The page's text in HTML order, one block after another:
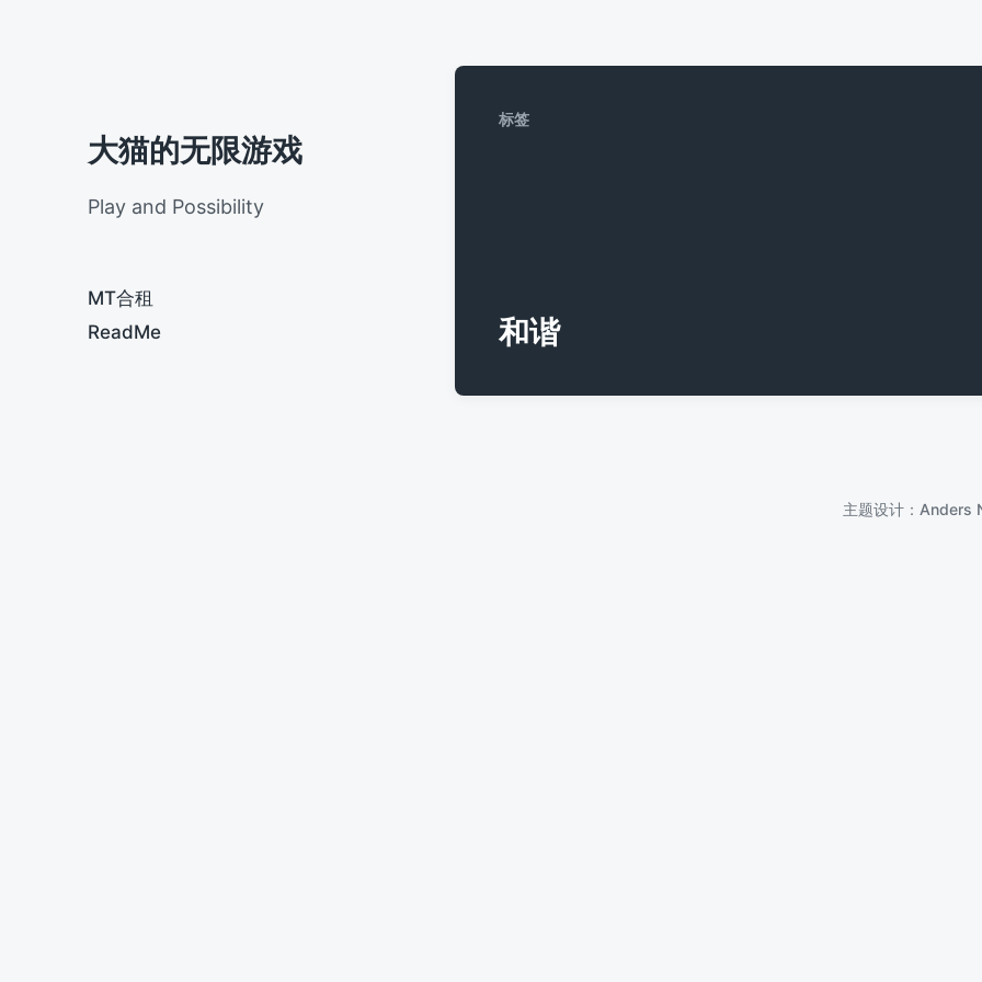
大猫的无限游戏
Play and Possibility
MT合租
ReadMe
标签
和谐
主题设计： Anders